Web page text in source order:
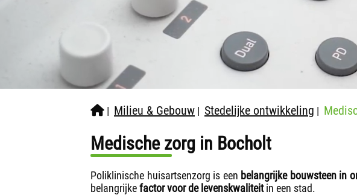
| Milieu & Gebouw | Stedelijke ontwikkeling |
Medische zorg in Bocholt
Poliklinische huisartsenzorg is een belangrijke bouwsteen in
belangrijkefactor voor de levenskwaliteitin een stad.